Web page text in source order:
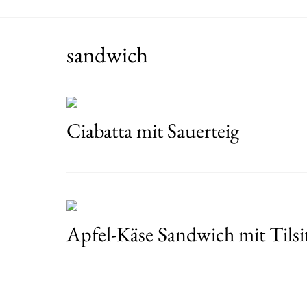
sandwich
Ciabatta mit Sauerteig
Apfel-Käse Sandwich mit